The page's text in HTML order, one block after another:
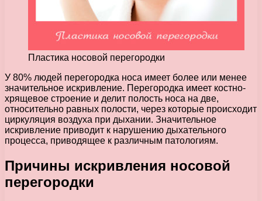
Пластика носовой перегородки
У 80% людей перегородка носа имеет более или менее
значительное искривление. Перегородка имеет костно-
хрящевое строение и делит полость носа на две,
относительно равных полости, через которые происходит
циркуляция воздуха при дыхании. Значительное
искривление приводит к нарушению дыхательного
процесса, приводящее к различным патологиям.
Причины искривления носовой
перегородки